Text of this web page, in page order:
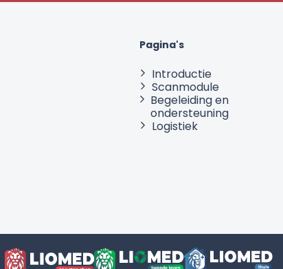
Pagina's
Introductie
Scanmodule
Begeleiding en
ondersteuning
Logistiek